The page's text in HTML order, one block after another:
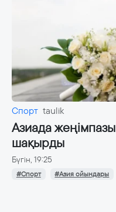
Спорт taulik
Азиада
шақырды
Бүгін, 19:25
#Спорт #Азия ойындары